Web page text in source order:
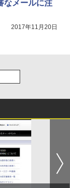
なメールに注
2017年11月20日